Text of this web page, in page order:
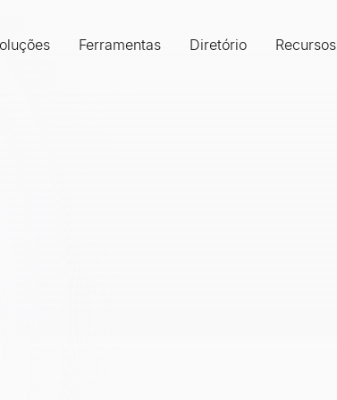
Ferramentas Diretório Recursos